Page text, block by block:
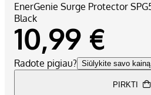
EnerGenie Surge Protector
Black
10,99 €
Radote pigiau? Siūlykite savo kainą
PIRKTI